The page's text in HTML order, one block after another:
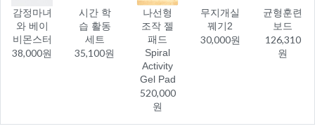
감정마녀
와 베이
비몬스터
38,000원
시간 학
습 활동
세트
35,100원
나선형
조작 젤
패드
Spiral
Activity
Gel Pad
520,000
원
무지개실
꿰기2
30,000원
균형훈련
보드
126,310
원